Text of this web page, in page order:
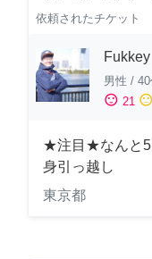
依頼されたチケット
Fukkey
男性 /
sentiment_satisfied 21 sentiment_neutral
★注目★なんと
身引っ越し
東京都